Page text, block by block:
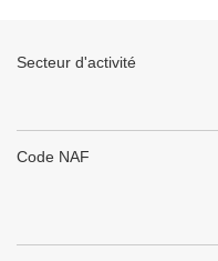
Secteur d'activité
Code NAF